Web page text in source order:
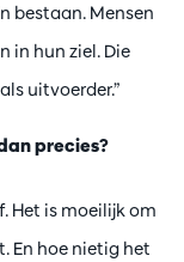
bestaan. Mensen
in hun ziel. Die
uitvoerder.”
precies?
Het is moeilijk om
En hoe nietig het